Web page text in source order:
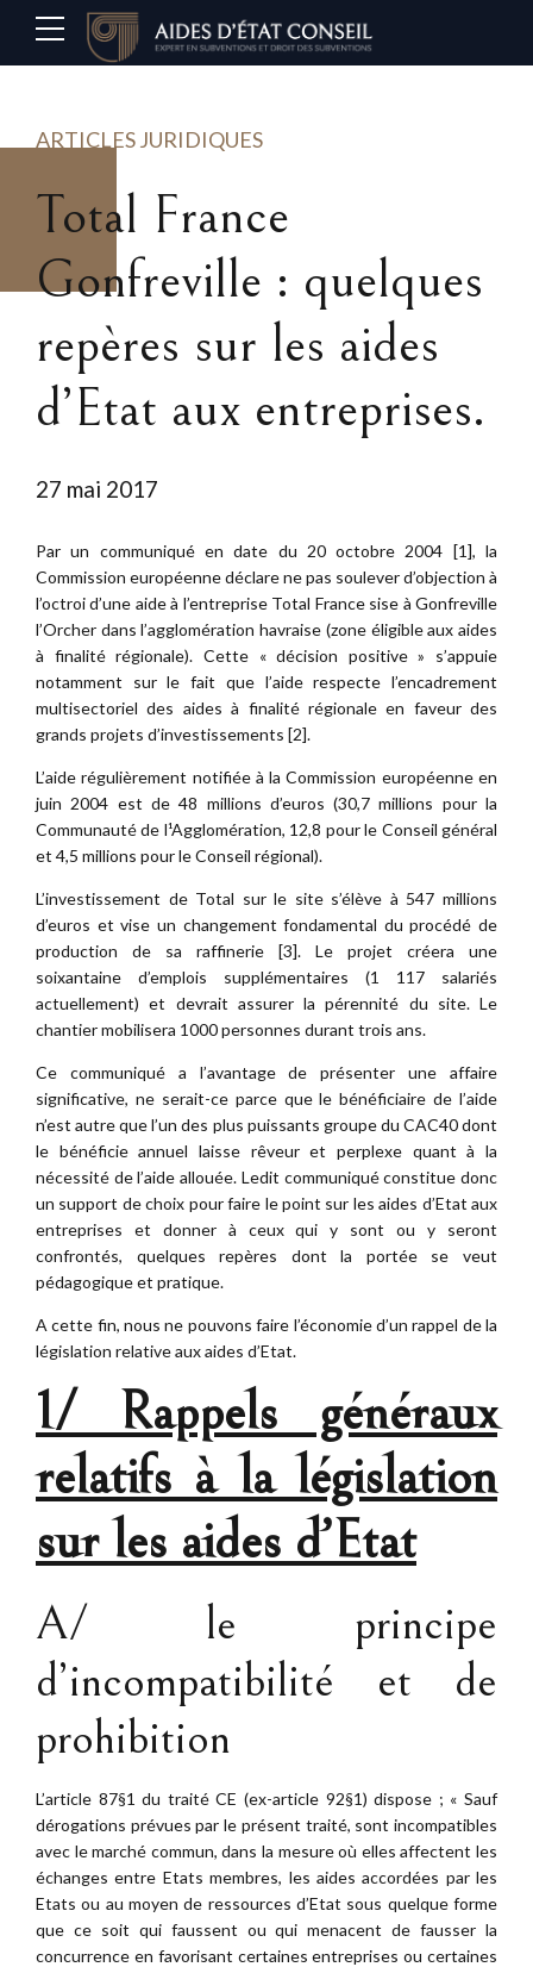
ARTICLES JURIDIQUES
Total France
Gonfreville : quelques
repères sur les aides
d’Etat aux entreprises.
27 mai 2017
Par un communiqué en date du 20 octobre 2004 [1], la
Commission européenne déclare ne pas soulever d’objection à
l’octroi d’une aide à l’entreprise Total France sise à Gonfreville
l’Orcher dans l’agglomération havraise (zone éligible aux aides
à finalité régionale). Cette « décision positive » s’appuie
notamment sur le fait que l’aide respecte l’encadrement
multisectoriel des aides à finalité régionale en faveur des
grands projets d’investissements [2].
L’aide régulièrement notifiée à la Commission européenne en
juin 2004 est de 48 millions d’euros (30,7 millions pour la
Communauté de l¹Agglomération, 12,8 pour le Conseil général
et 4,5 millions pour le Conseil régional).
L’investissement de Total sur le site s’élève à 547 millions
d’euros et vise un changement fondamental du procédé de
production de sa raffinerie [3]. Le projet créera une
soixantaine d’emplois supplémentaires (1 117 salariés
actuellement) et devrait assurer la pérennité du site. Le
chantier mobilisera 1000 personnes durant trois ans.
Ce communiqué a l’avantage de présenter une affaire
significative, ne serait-ce parce que le bénéficiaire de l’aide
n’est autre que l’un des plus puissants groupe du CAC40 dont
le bénéficie annuel laisse rêveur et perplexe quant à la
nécessité de l’aide allouée. Ledit communiqué constitue donc
un support de choix pour faire le point sur les aides d’Etat aux
entreprises et donner à ceux qui y sont ou y seront
confrontés, quelques repères dont la portée se veut
pédagogique et pratique.
A cette fin, nous ne pouvons faire l’économie d’un rappel de la
législation relative aux aides d’Etat.
1/ Rappels généraux
relatifs à la législation
sur les aides d’Etat
A/ le principe
d’incompatibilité et de
prohibition
L’article 87§1 du traité CE (ex-article 92§1) dispose ; « Sauf
dérogations prévues par le présent traité, sont incompatibles
avec le marché commun, dans la mesure où elles affectent les
échanges entre Etats membres, les aides accordées par les
Etats ou au moyen de ressources d’Etat sous quelque forme
que ce soit qui faussent ou qui menacent de fausser la
concurrence en favorisant certaines entreprises ou certaines